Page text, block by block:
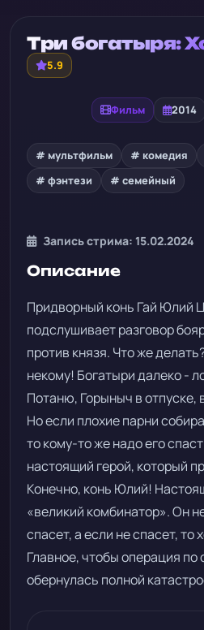
Три богатыря:
5.9
Фильм 2014
# мультфильм # комедия
# фэнтези
# семейный
Запись стрима: 15.02.2024
Описание
Придворный конь Гай Юлий
подслушивает разговор
против князя. Что же
некому! Богатыри далеко -
Потаню, Горыныч в отпуске,
Но если плохие парни
то кому-то же надо его
настоящий герой, который
Конечно, конь Юлий!
«великий комбинатор». Он
спасет, а если не спасет, то
Главное, чтобы операция
обернулась полной